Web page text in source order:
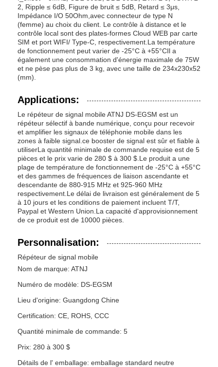
2, Ripple ≤ 6dB, Figure de bruit ≤ 5dB, Retard ≤ 3μs,
Impédance I/O 50Ohm,avec connecteur de type N
(femme) au choix du client. Le contrôle à distance et le
contrôle local sont des plates-formes Cloud WEB par carte
SIM et port WIFI/ Type-C, respectivement.La température
de fonctionnement peut varier de -25°C à +55°CIl a
également une consommation d'énergie maximale de 75W
et ne pèse pas plus de 3 kg, avec une taille de 234x230x52
(mm).
Applications:
Le répéteur de signal mobile ATNJ DS-EGSM est un
répéteur sélectif à bande numérique, conçu pour recevoir
et amplifier les signaux de téléphonie mobile dans les
zones à faible signal.ce booster de signal est sûr et fiable à
utiliserLa quantité minimale de commande requise est de 5
pièces et le prix varie de 280 $ à 300 $.Le produit a une
plage de température de fonctionnement de -25°C à +55°C
et des gammes de fréquences de liaison ascendante et
descendante de 880-915 MHz et 925-960 MHz
respectivement.Le délai de livraison est généralement de 5
à 10 jours et les conditions de paiement incluent T/T,
Paypal et Western Union.La capacité d'approvisionnement
de ce produit est de 10000 pièces.
Personnalisation:
Répéteur de signal mobile
Nom de marque: ATNJ
Numéro de modèle: DS-EGSM
Lieu d'origine: Guangdong Chine
Certification: CE, ROHS, CCC
Quantité minimale de commande: 5
Prix: 280 à 300 $
Détails de l' emballage: emballage standard neutre